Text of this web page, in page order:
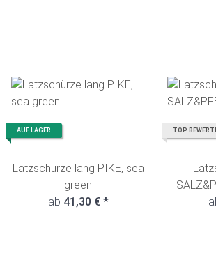
AUF LAGER
Latzschürze lang PIKE, sea
green
ab 41,30 € *
TOP